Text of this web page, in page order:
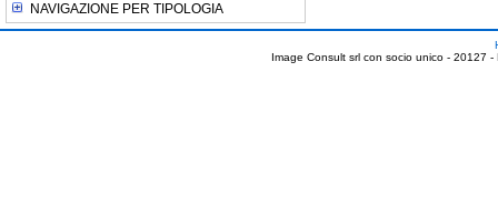
NAVIGAZIONE PER TIPOLOGIA
Image Consult srl con socio unico - 20127